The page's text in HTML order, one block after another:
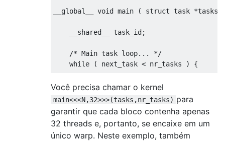
__global__ void main ( struct task
    __shared__ task_id;
    /* Main task loop... */
    while ( next_task < nr_tasks ) {
/* The first thread in this block
        if ( threadIdx.x == 0 ) {
/* Get a hold of the task
cuda_mutex_lock( &tasks_mutex
Você precisa chamar o kernel
main<<<N,32>>>(tasks,nr_tasks) para
garantir que cada bloco contenha apenas
32 threads e, portanto, se encaixe em um
único warp. Neste exemplo, também